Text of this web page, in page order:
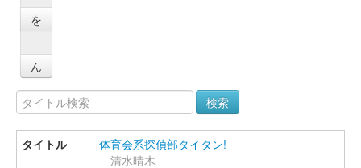
を
ん
検索
体育会系探偵部タイタン!
清水晴木